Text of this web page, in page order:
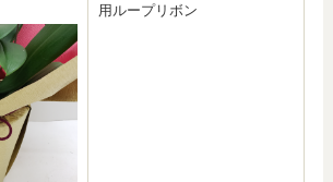
用ループリボン